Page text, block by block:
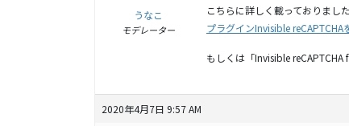
うなこ
モデレーター
こちらに詳しく載っておりました
プラグインInvisible
もしくは「Invisible
2020年4月7日 9:57 AM